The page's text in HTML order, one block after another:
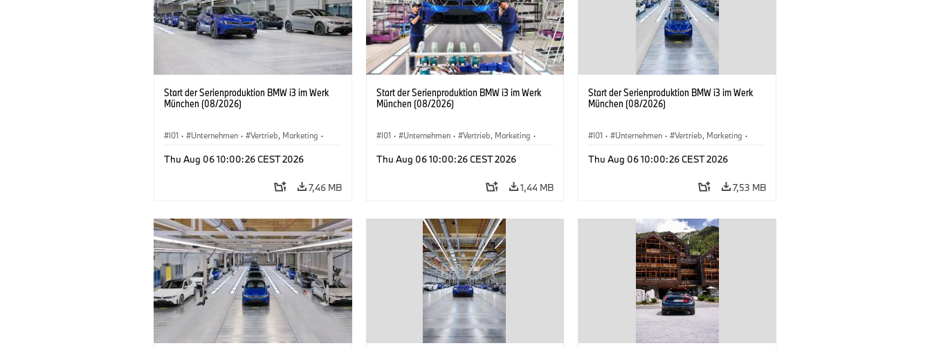
Start der Serienproduktion BMW i3 im Werk
München (08/2026)
I01 · Unternehmen · Vertrieb, Marketing ·
Thu Aug 06 10:00:26 CEST 2026
7,46 MB
Start der Serienproduktion BMW i3 im Werk
München (08/2026)
I01 · Unternehmen · Vertrieb, Marketing ·
Thu Aug 06 10:00:26 CEST 2026
1,44 MB
Start der Serienproduktion BMW i3 im Werk
München (08/2026)
I01 · Unternehmen · Vertrieb, Marketing ·
Thu Aug 06 10:00:26 CEST 2026
7,53 MB